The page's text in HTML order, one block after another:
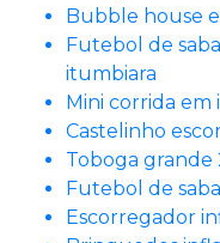
Bubble house
Futebol de
itumbiara
Mini corrida em
Castelinho
Toboga grande
Futebol de
Escorregador